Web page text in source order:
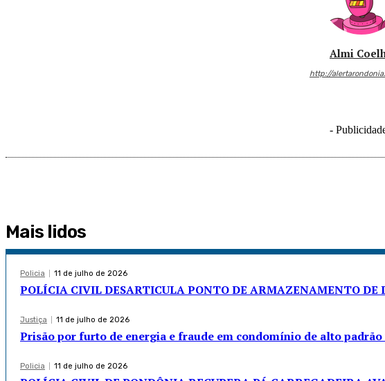
Almi
http://
-
Mais lidos
Policia 11 de julho de 2026
POLÍCIA CIVIL DESARTICULA PONTO DE ARMAZENAMENTO DE
Justiça 11 de julho de 2026
Prisão por furto de energia e fraude em condomínio de alto
Policia 11 de julho de 2026